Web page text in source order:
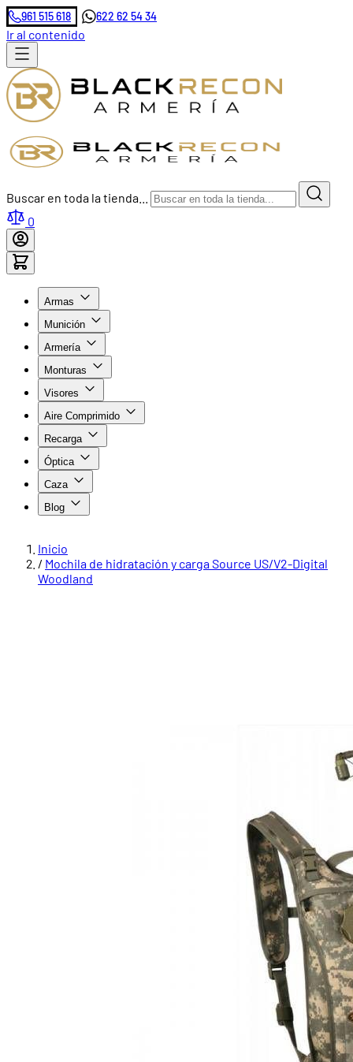
961 515 618 622 62 54 34
Ir al contenido
Buscar en toda la tienda...
0
Armas
Munición
Armería
Monturas
Visores
Aire Comprimido
Recarga
Óptica
Caza
Blog
Inicio
/ Mochila de hidratación y carga Source US/V2-Digital
Woodland